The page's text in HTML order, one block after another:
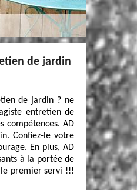
de jardin
de jardin ? ne
entretien de
compétences. AD
Confiez-le votre
En plus, AD
à la portée de
le premier servi !!!